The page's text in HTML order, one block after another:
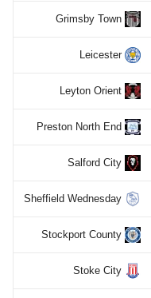
Grimsby Town
Leicester
Leyton Orient
Preston North End
Salford City
Sheffield Wednesday
Stockport County
Stoke City